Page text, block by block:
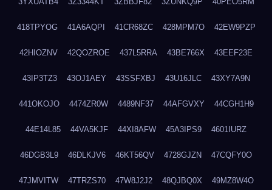
418TPYOG 41A6AQPI 41CR68ZC 428MPM7O 42EW9PZP
42HIOZNV 42QOZROE 437L5RRA 43BE766X 43EEF23E
43IP3TZ3 43OJ1AEY 43SSFXBJ 43U16JLC 43XY7A9N
441OKOJO 4474ZR0W 4489NF37 44AFGVXY 44CGH1H9
44E14L85 44VA5KJF 44XI8AFW 45A3IPS9 4601IURZ
46DGB3L9 46DLKJV6 46KT56QV 4728GJZN 47CQFY0O
47JMVITW 47TRZS70 47W8J2J2 48QJBQ0X 49MZ8W4O